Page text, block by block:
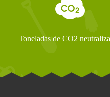
Toneladas de CO2